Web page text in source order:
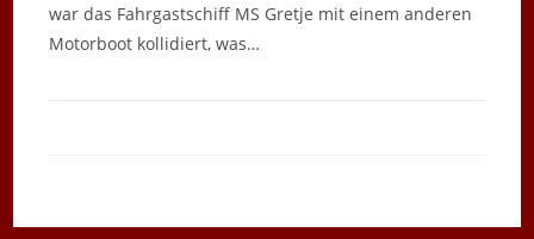
war das Fahrgastschiff MS Gretje mit einem anderen
Motorboot kollidiert, was…